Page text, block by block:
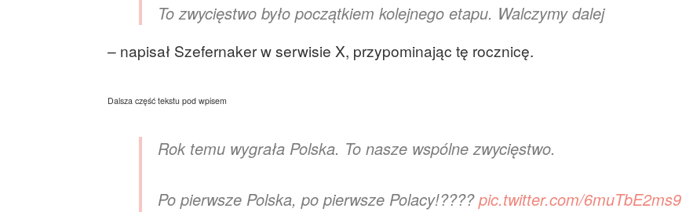
To zwycięstwo było początkiem kolejnego etapu. Walczymy dalej
– napisał Szefernaker w serwisie X, przypominając tę rocznicę.
Dalsza część tekstu pod wpisem
Rok temu wygrała Polska. To nasze wspólne zwycięstwo.
Po pierwsze Polska, po pierwsze Polacy!????pic.twitter.com/6muTbE2ms9